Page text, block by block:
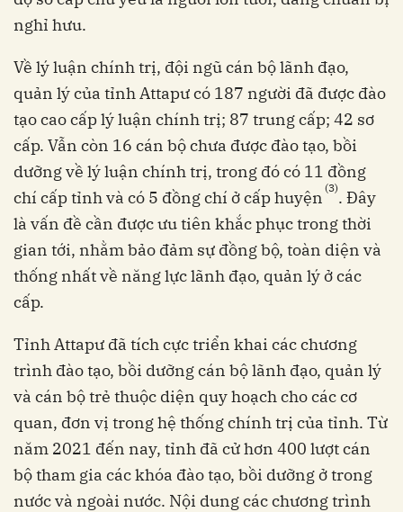
nghỉ hưu.
Về lý luận chính trị, đội ngũ cán bộ lãnh đạo,
quản lý của tỉnh Attapư có 187 người đã được đào
tạo cao cấp lý luận chính trị; 87 trung cấp; 42 sơ
cấp. Vẫn còn 16 cán bộ chưa được đào tạo, bồi
dưỡng về lý luận chính trị, trong đó có 11 đồng
chí cấp tỉnh và có 5 đồng chí ở cấp huyện (3). Đây
là vấn đề cần được ưu tiên khắc phục trong thời
gian tới, nhằm bảo đảm sự đồng bộ, toàn diện và
thống nhất về năng lực lãnh đạo, quản lý ở các
cấp.
Tỉnh Attapư đã tích cực triển khai các chương
trình đào tạo, bồi dưỡng cán bộ lãnh đạo, quản lý
và cán bộ trẻ thuộc diện quy hoạch cho các cơ
quan, đơn vị trong hệ thống chính trị của tỉnh. Từ
năm 2021 đến nay, tỉnh đã cử hơn 400 lượt cán
bộ tham gia các khóa đào tạo, bồi dưỡng ở trong
nước và ngoài nước. Nội dung các chương trình